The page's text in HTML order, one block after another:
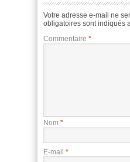
Votre adresse e-mail ne
obligatoires sont indiqués
Commentaire *
Nom *
E-mail *